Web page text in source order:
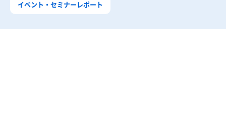
イベント・セミナーレポート